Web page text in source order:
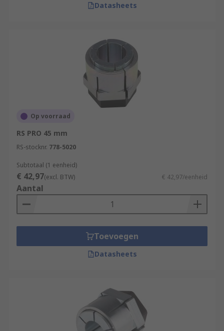
Datasheets
Op voorraad
RS PRO 45 mm
RS-stocknr. 778-5020
Subtotaal (1 eenheid)
€ 42,97(excl. BTW) € 42,97/eenheid
Aantal
Toevoegen
Datasheets